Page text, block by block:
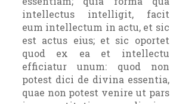
intellectus intelligit, facit
eum intellectum in actu, et sic
est actus eius; et sic oportet
quod ex ea et intellectu
efficiatur unum: quod non
potest dici de divina essentia,
quae non potest venire ut pars